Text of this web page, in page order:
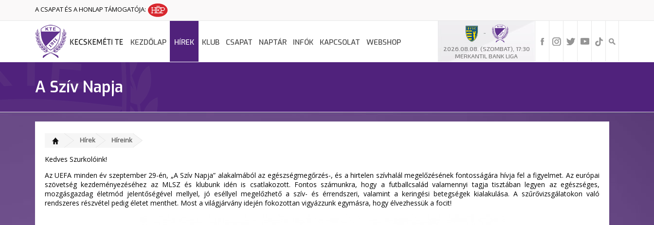
A CSAPAT ÉS A HONLAP TÁMOGATÓJA:
-
2026.08.08. (SZOMBAT), 17:30
MERKANTIL BANK LIGA
KEZDŐLAP HÍREK KLUB CSAPAT NAPTÁR INFÓK KAPCSOLAT WEBSHOP
A Szív Napja
Hírek Híreink
Kedves Szurkolóink!
Az UEFA minden év szeptember 29-én, „A Szív Napja” alakalmából az egészségmegőrzés-, és a hirtelen szívhalál megelőzésének fontosságára hívja fel a figyelmet. Az európai
szövetség kezdeményezéséhez az MLSZ és klubunk idén is csatlakozott. Fontos számunkra, hogy a futballcsalád valamennyi tagja tisztában legyen az egészséges,
mozgásgazdag életmód jelentőségével mellyel, jó eséllyel megelőzhető a szív- és érrendszeri, valamint a keringési betegségek kialakulása. A szűrővizsgálatokon való
rendszeres részvétel pedig életet menthet. Most a világjárvány idején fokozottan vigyázzunk egymásra, hogy élvezhessük a focit!